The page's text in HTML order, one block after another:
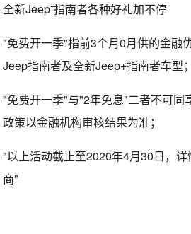
全新Jeep⁺指南者各种好礼加不停
"免费开一季"指前3个月0月供的金融
Jeep指南者及全新Jeep+指南者车型；
"免费开一季"与"2年免息"二者不可同
政策以金融机构审核结果为准；
"以上活动截止至2020年4月30日，
商"